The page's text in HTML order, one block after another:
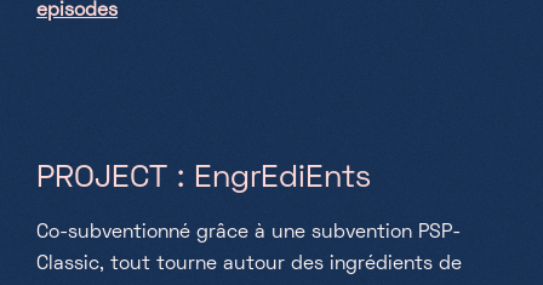
episodes
PROJECT : EngrEdiEnts
Co-subventionné grâce à une subvention PSP-
Classic, tout tourne autour des ingrédients de